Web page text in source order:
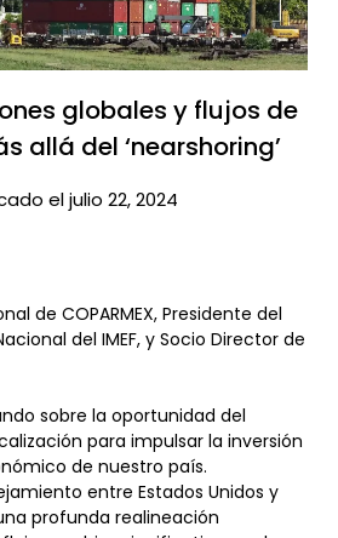
globales y flujos de
allá del ‘nearshoring’​
el julio 22, 2024
de COPARMEX, Presidente del
del IMEF, y Socio Director de
sobre la oportunidad del
para impulsar la inversión
de nuestro país.
entre Estados Unidos y
profunda realineación